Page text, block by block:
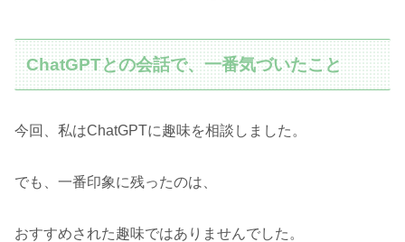
ChatGPTとの会話で、一番気づいたこと
今回、私はChatGPTに趣味を相談しました。
でも、一番印象に残ったのは、
おすすめされた趣味ではありませんでした。